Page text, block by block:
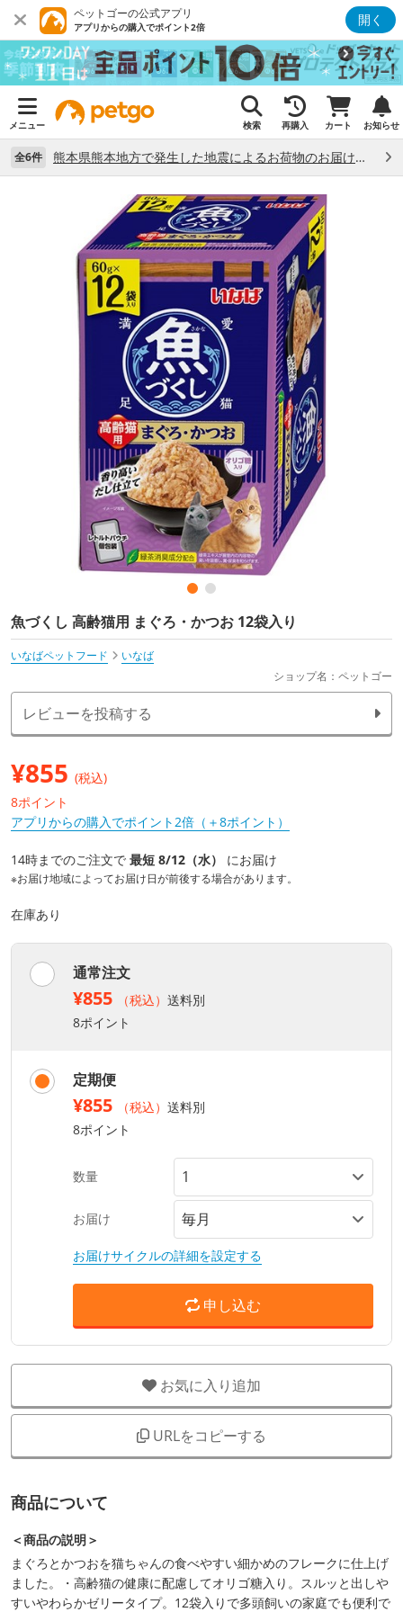
ペットゴーの公式アプリ
アプリからの購入でポイント2倍 開く
メニュー 検索 再購入 カート お知らせ
全6件 熊本県熊本地方で発生した地震によるお荷物のお届け状況について （7/28）
魚づくし 高齢猫用 まぐろ・かつお 12袋入り
いなばペットフード
いなば
ショップ名：ペットゴー
レビューを投稿する
¥855 (税込)
8ポイント
アプリからの購入でポイント2倍（＋8ポイント）
14時までのご注文で 最短 8/12（水） にお届け
※お届け地域によってお届け日が前後する場合があります。
在庫あり
通常注文
¥855 （税込） 送料別
8ポイント
定期便
¥855 （税込） 送料別
8ポイント
数量
お届け
お届けサイクルの詳細を設定する
申し込む
お気に入り追加
URLをコピーする
商品について
＜商品の説明＞
まぐろとかつおを猫ちゃんの食べやすい細かめのフレークに仕上げ
ました。・高齢猫の健康に配慮してオリゴ糖入り。スルッと出しや
すいやわらかゼリータイプ。12袋入りで多頭飼いの家庭でも便利で